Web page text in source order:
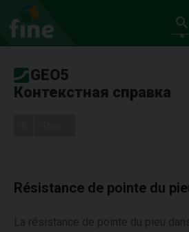
GEO5
Контекстная справка
Résistance de pointe du
La résistance de pointe du pieu